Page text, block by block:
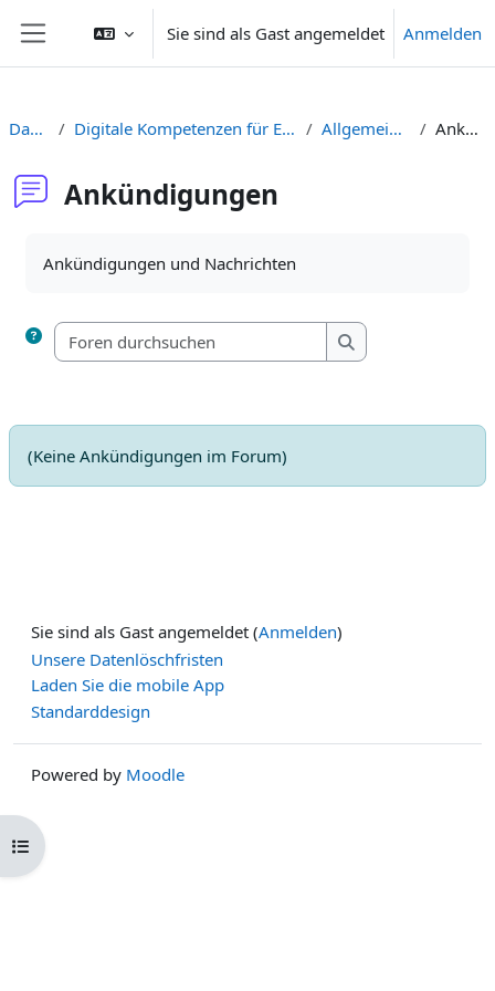
Website-Übersicht
Sie sind als Gast angemeldet Anmelden
Kursindex öffnen
Dashboard Digitale Kompetenzen für Einsteiger:innen NICHT VERWENDEN Allgemeine Informationen Ankündigungen
Ankündigungen
Ankündigungen und Nachrichten
Foren durchsuchen
Foren durchsuchen
(Keine Ankündigungen im Forum)
Sie sind als Gast angemeldet (Anmelden)
Unsere Datenlöschfristen
Laden Sie die mobile App
Standarddesign
Powered by Moodle